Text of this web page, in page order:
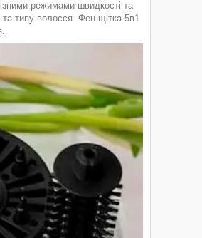
режимами швидкості та
та типу волосся. Фен-щітка 5в1